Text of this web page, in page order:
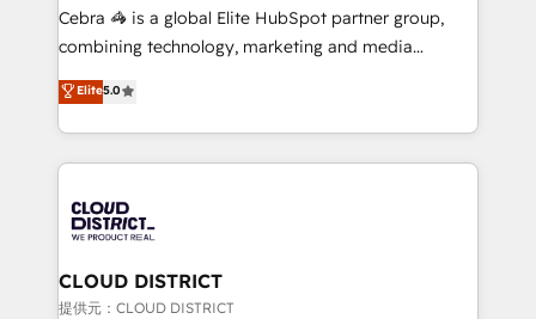
boost with a new HubSpot site Recognized leaders:
🏆 HubSpot Platform Migration Impact Award 🏆
Inbound Campaign of the Year 🏆 Gold AVA Digital
Award for Best Website 🌟 Accreditations: CRM
Cebra 🦓 is a global Elite HubSpot partner group,
combining technology, marketing and media
expertise across Latin America and Southern
Europe, with teams across 7 countries. Born in Chile,
we combine local insight with international reach to
help businesses grow through technology, creativity,
500+ HubSpot implementations, building end-to-
end solutions that integrate CRM, AI automation,
inbound and loop marketing, content, and digital
creativity. Our multicultural team works in Spanish,
Elite5.0
CLOUD DISTRICT
提供元：CLOUD DISTRICT